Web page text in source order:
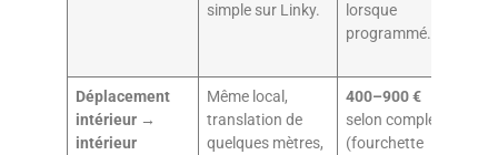
simple sur Linky.
lorsque
programmé.
Déplacement
intérieur →
intérieur
Même local,
translation de
quelques mètres,
400–900 €
selon complexité
(fourchette